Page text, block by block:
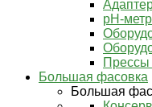
pH-
Большая фасовка
Большая